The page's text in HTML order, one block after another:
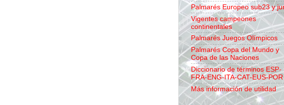
Palmarés Europeo sub23 y
Vigentes campeones
continentales
Palmarés Juegos Olímpicos
Palmarés Copa del Mundo y
Copa de las Naciones
Diccionario de términos ESP-
FRA-ENG-ITA-CAT-EUS-POR
Más información de utilidad